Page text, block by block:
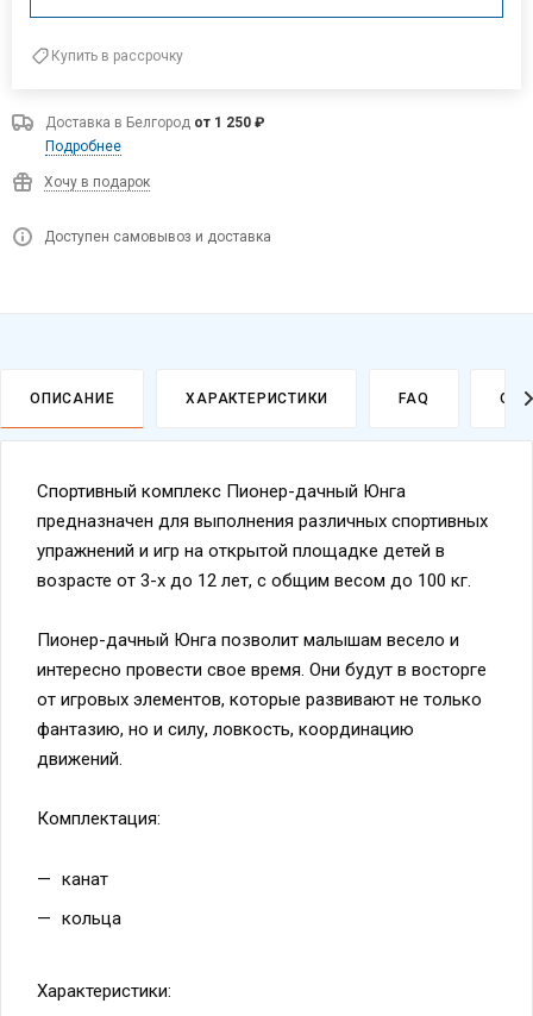
Купить в рассрочку
Доставка в Белгород от 1 250 ₽
Подробнее
Хочу в подарок
Доступен самовывоз и доставка
ОПИСАНИЕ ХАРАКТЕРИСТИКИ FAQ
Спортивный комплекс Пионер-дачный Юнга
предназначен для выполнения различных спортивных
упражнений и игр на открытой площадке детей в
возрасте от 3-х до 12 лет, с общим весом до 100 кг.
Пионер-дачный Юнга позволит малышам весело и
интересно провести свое время. Они будут в восторге
от игровых элементов, которые развивают не только
фантазию, но и силу, ловкость, координацию
движений.
Комплектация:
канат
кольца
Характеристики: